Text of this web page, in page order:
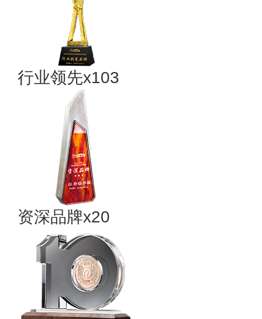
行业领先x103
资深品牌x20